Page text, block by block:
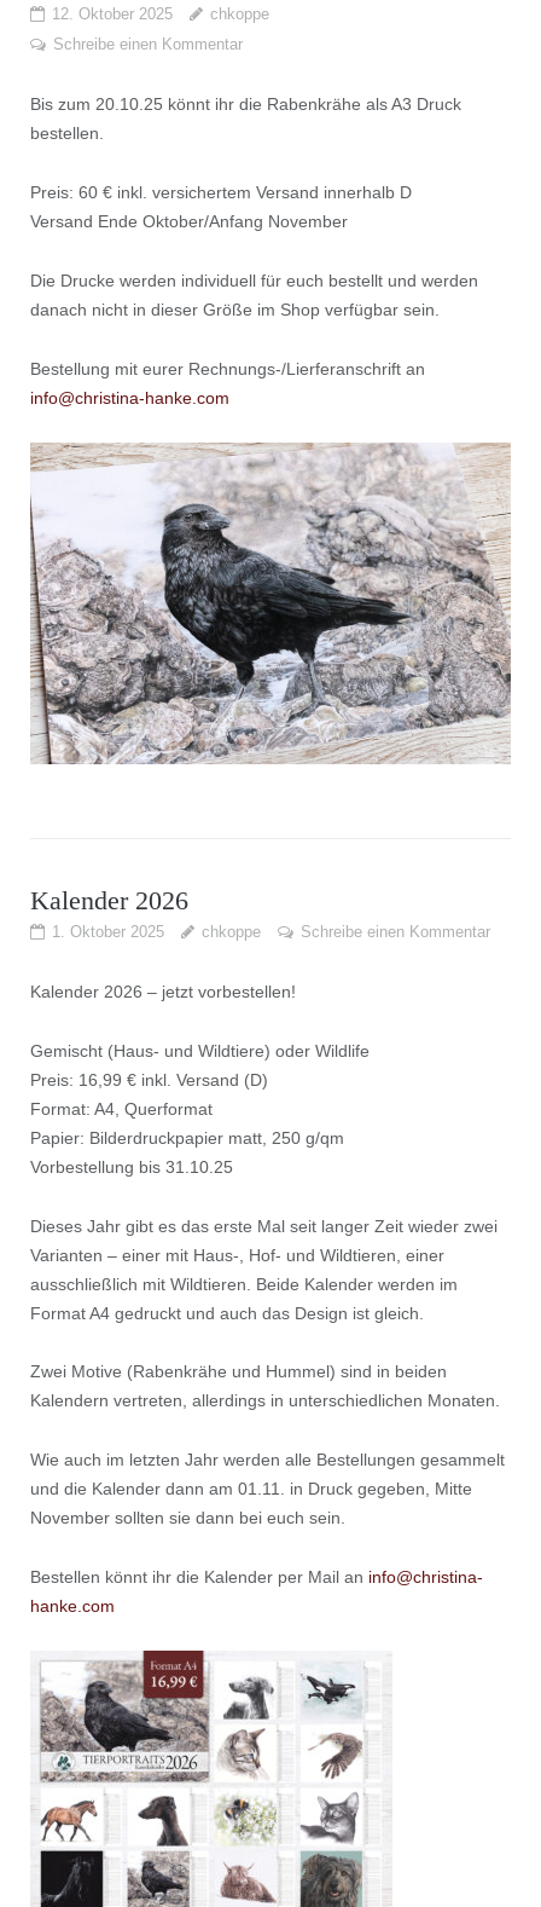
12. Oktober 2025
chkoppe
Schreibe einen Kommentar
Bis zum 20.10.25 könnt ihr die Rabenkrähe als A3 Druck
bestellen.
Preis: 60 € inkl. versichertem Versand innerhalb D
Versand Ende Oktober/Anfang November
Die Drucke werden individuell für euch bestellt und werden
danach nicht in dieser Größe im Shop verfügbar sein.
Bestellung mit eurer Rechnungs-/Lierferanschrift an
info@christina-hanke.com
Kalender 2026
1. Oktober 2025 chkoppe Schreibe einen Kommentar
Kalender 2026 – jetzt vorbestellen!
Gemischt (Haus- und Wildtiere) oder Wildlife
Preis: 16,99 € inkl. Versand (D)
Format: A4, Querformat
Papier: Bilderdruckpapier matt, 250 g/qm
Vorbestellung bis 31.10.25
Dieses Jahr gibt es das erste Mal seit langer Zeit wieder zwei
Varianten – einer mit Haus-, Hof- und Wildtieren, einer
ausschließlich mit Wildtieren. Beide Kalender werden im
Format A4 gedruckt und auch das Design ist gleich.
Zwei Motive (Rabenkrähe und Hummel) sind in beiden
Kalendern vertreten, allerdings in unterschiedlichen Monaten.
Wie auch im letzten Jahr werden alle Bestellungen gesammelt
und die Kalender dann am 01.11. in Druck gegeben, Mitte
November sollten sie dann bei euch sein.
Bestellen könnt ihr die Kalender per Mail an info@christina-
hanke.com